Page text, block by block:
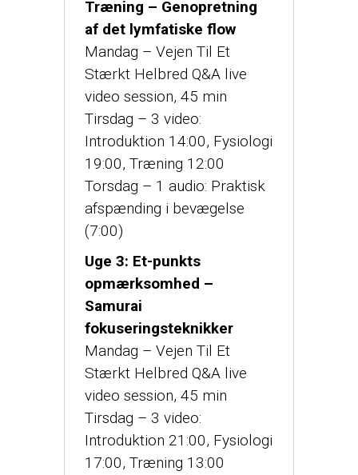
Træning – Genopretning
af det lymfatiske flow
Mandag – Vejen Til Et
Stærkt Helbred Q&A live
video session, 45 min
Tirsdag – 3 video:
Introduktion 14:00, Fysiologi
19:00, Træning 12:00
Torsdag – 1 audio: Praktisk
afspænding i bevægelse
(7:00)
Uge 3: Et-punkts
opmærksomhed –
Samurai
fokuseringsteknikker
Mandag – Vejen Til Et
Stærkt Helbred Q&A live
video session, 45 min
Tirsdag – 3 video:
Introduktion 21:00, Fysiologi
17:00, Træning 13:00